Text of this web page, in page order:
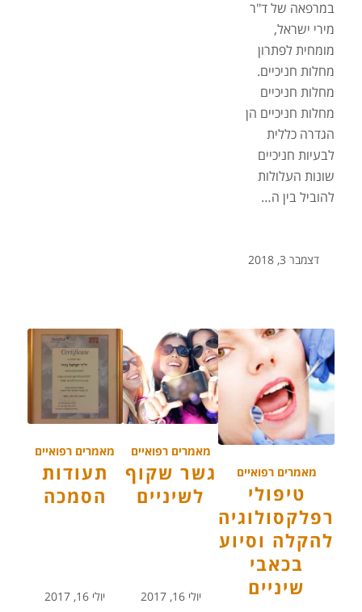
במרפאה של ד"ר
מירי ישראל,
מומחית לפתרון
מחלות חניכיים.
מחלות חניכיים
מחלות חניכיים הן
הגדרה כללית
לבעיות חניכיים
שונות העלולות
להוביל בין ה…
דצמבר 3, 2018
מאמרים רפואיים
טיפולי
רפלקסולוגיה
להקלה וסיוע
בכאבי
שיניים
מאמרים רפואיים
גשר שקוף
לשיניים
יולי 16, 2017
מאמרים רפואיים
תעודות
הסמכה
יולי 16, 2017